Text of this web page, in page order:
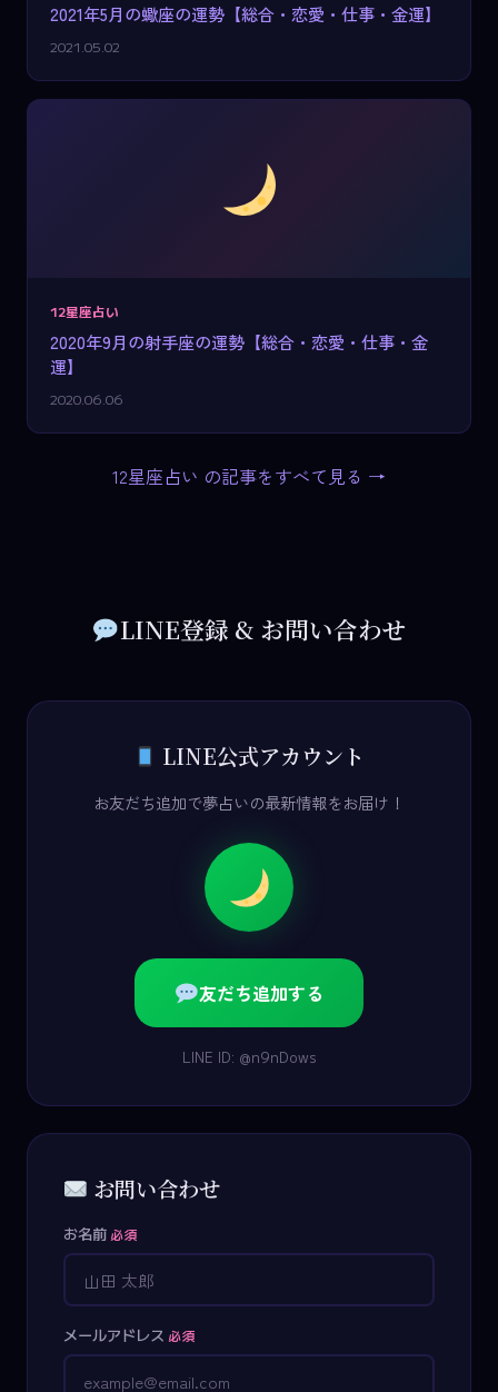
2021年5月の蠍座の運勢【総合・恋愛・仕事・金運】
2021.05.02
12星座占い
2020年9月の射手座の運勢【総合・恋愛・仕事・金
運】
2020.06.06
12星座占い の記事をすべて見る →
LINE登録 & お問い合わせ
LINE公式アカウント
お友だち追加で夢占いの最新情報をお届け！
友だち追加する
LINE ID: @n9nDows
お問い合わせ
お名前 必須
メールアドレス 必須